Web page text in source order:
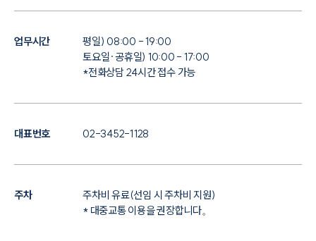
업무시간
평일) 08:00 - 19:00
토요일·공휴일) 10:00 - 17:00
*전화상담 24시간 접수 가능
대표번호 02-3452-1128
주차
주차비 유료(선임 시 주차비 지원)
* 대중교통 이용을 권장합니다。